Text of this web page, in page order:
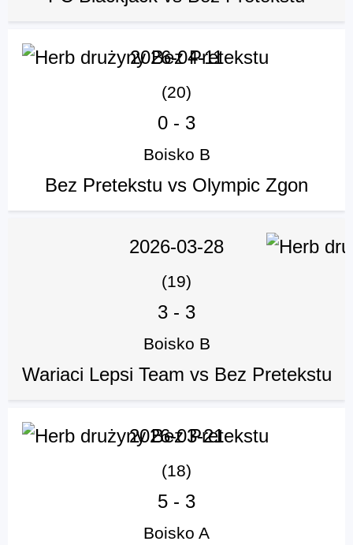
2026-04-11
(20)
0 - 3
Boisko B
Bez Pretekstu vs Olympic Zgon
2026-03-28
(19)
3 - 3
Boisko B
Wariaci Lepsi Team vs Bez Pretekstu
2026-03-21
(18)
5 - 3
Boisko A